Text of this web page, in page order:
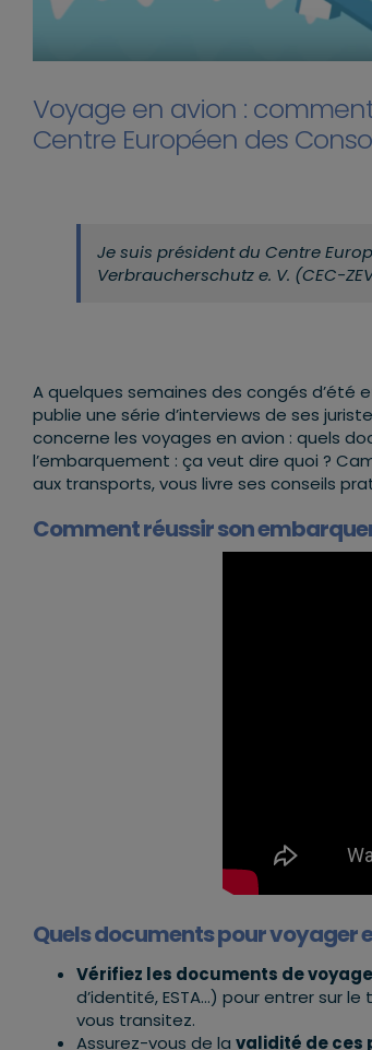
Voyage en avion :
Centre Européen des
Je suis président du Centre
Verbraucherschutz e. V. (CEC-
A quelques semaines des congés d’été
publie une série d’interviews de ses
concerne les voyages en avion : quels
l’embarquement : ça veut dire quoi ?
aux transports, vous livre ses conseils
Comment réussir son
Quels documents pour voyager
Vérifiez les documents de
d’identité, ESTA…) pour entrer sur
vous transitez.
Assurez-vous de la validité de ces